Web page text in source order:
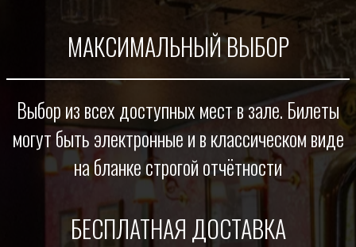
МАКСИМАЛЬНЫЙ ВЫБОР
Выбор из всех доступных мест в зале. Билеты
могут быть электронные и в классическом виде
на бланке строгой отчётности
БЕСПЛАТНАЯ ДОСТАВКА